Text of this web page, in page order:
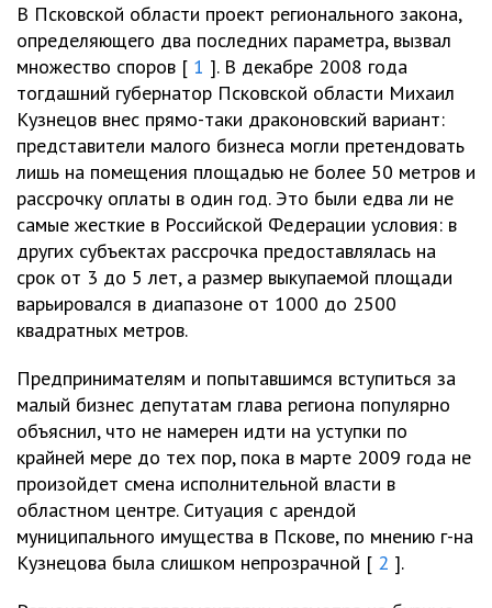
В Псковской области проект регионального закона,
определяющего два последних параметра, вызвал
множество споров [ 1 ]. В декабре 2008 года
тогдашний губернатор Псковской области Михаил
Кузнецов внес прямо-таки драконовский вариант:
представители малого бизнеса могли претендовать
лишь на помещения площадью не более 50 метров и
рассрочку оплаты в один год. Это были едва ли не
самые жесткие в Российской Федерации условия: в
других субъектах рассрочка предоставлялась на
срок от 3 до 5 лет, а размер выкупаемой площади
варьировался в диапазоне от 1000 до 2500
квадратных метров.
Предпринимателям и попытавшимся вступиться за
малый бизнес депутатам глава региона популярно
объяснил, что не намерен идти на уступки по
крайней мере до тех пор, пока в марте 2009 года не
произойдет смена исполнительной власти в
областном центре. Ситуация с арендой
муниципального имущества в Пскове, по мнению г-на
Кузнецова была слишком непрозрачной [ 2 ].